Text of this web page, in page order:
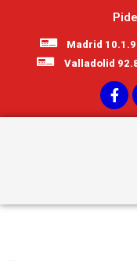
Madrid 10.1.9
Valladolid